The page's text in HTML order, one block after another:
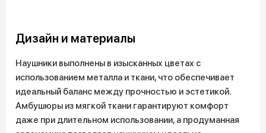
Дизайн и материалы
Наушники выполнены в изысканных цветах с
использованием металла и ткани, что обеспечивает
идеальный баланс между прочностью и эстетикой.
Амбушюры из мягкой ткани гарантируют комфорт
даже при длительном использовании, а продуманная